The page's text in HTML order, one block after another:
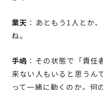
業天 ：あともう1人とか
ね。
手嶋 ：その状態で「責任
来ない人もいると思うん
って一緒に動くのか。何